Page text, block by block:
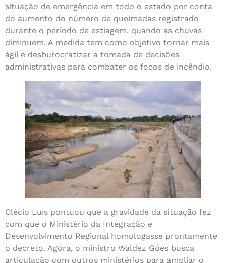
situação de emergência em todo o estado por conta
do aumento do número de queimadas registrado
durante o período de estiagem, quando as chuvas
diminuem. A medida tem como objetivo tornar mais
ágil e desburocratizar a tomada de decisões
administrativas para combater os focos de incêndio.
Clécio Luís pontuou que a gravidade da situação fez
com que o Ministério da Integração e
Desenvolvimento Regional homologasse prontamente
o decreto. Agora, o ministro Waldez Góes busca
articulação com outros ministérios para ampliar o